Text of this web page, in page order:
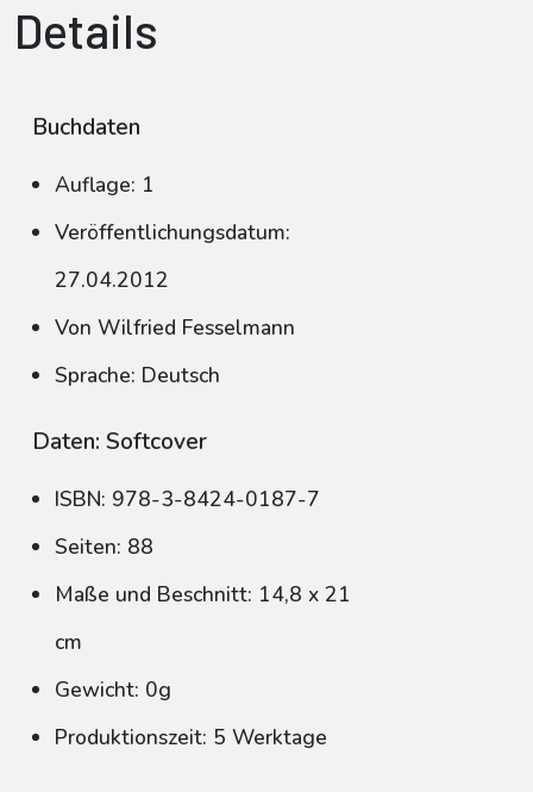
Details
Buchdaten
Auflage: 1
Veröffentlichungsdatum:
27.04.2012
Von Wilfried Fesselmann
Sprache: Deutsch
Daten: Softcover
ISBN: 978-3-8424-0187-7
Seiten: 88
Maße und Beschnitt: 14,8 x 21
cm
Gewicht: 0g
Produktionszeit: 5 Werktage